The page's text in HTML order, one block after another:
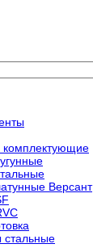
Версант
стальные